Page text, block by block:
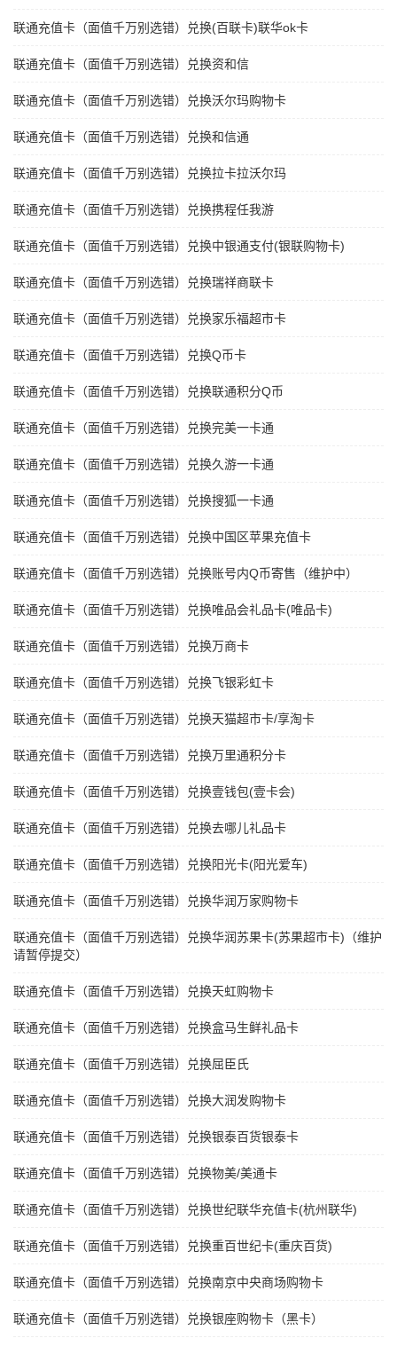
联通充值卡（面值千万别选错）兑换(百联卡)联华ok卡
联通充值卡（面值千万别选错）兑换资和信
联通充值卡（面值千万别选错）兑换沃尔玛购物卡
联通充值卡（面值千万别选错）兑换和信通
联通充值卡（面值千万别选错）兑换拉卡拉沃尔玛
联通充值卡（面值千万别选错）兑换携程任我游
联通充值卡（面值千万别选错）兑换中银通支付(银联购物卡)
联通充值卡（面值千万别选错）兑换瑞祥商联卡
联通充值卡（面值千万别选错）兑换家乐福超市卡
联通充值卡（面值千万别选错）兑换Q币卡
联通充值卡（面值千万别选错）兑换联通积分Q币
联通充值卡（面值千万别选错）兑换完美一卡通
联通充值卡（面值千万别选错）兑换久游一卡通
联通充值卡（面值千万别选错）兑换搜狐一卡通
联通充值卡（面值千万别选错）兑换中国区苹果充值卡
联通充值卡（面值千万别选错）兑换账号内Q币寄售（维护中）
联通充值卡（面值千万别选错）兑换唯品会礼品卡(唯品卡)
联通充值卡（面值千万别选错）兑换万商卡
联通充值卡（面值千万别选错）兑换飞银彩虹卡
联通充值卡（面值千万别选错）兑换天猫超市卡/享淘卡
联通充值卡（面值千万别选错）兑换万里通积分卡
联通充值卡（面值千万别选错）兑换壹钱包(壹卡会)
联通充值卡（面值千万别选错）兑换去哪儿礼品卡
联通充值卡（面值千万别选错）兑换阳光卡(阳光爱车)
联通充值卡（面值千万别选错）兑换华润万家购物卡
联通充值卡（面值千万别选错）兑换华润苏果卡(苏果超市卡)（维护
请暂停提交）
联通充值卡（面值千万别选错）兑换天虹购物卡
联通充值卡（面值千万别选错）兑换盒马生鲜礼品卡
联通充值卡（面值千万别选错）兑换屈臣氏
联通充值卡（面值千万别选错）兑换大润发购物卡
联通充值卡（面值千万别选错）兑换银泰百货银泰卡
联通充值卡（面值千万别选错）兑换物美/美通卡
联通充值卡（面值千万别选错）兑换世纪联华充值卡(杭州联华)
联通充值卡（面值千万别选错）兑换重百世纪卡(重庆百货)
联通充值卡（面值千万别选错）兑换南京中央商场购物卡
联通充值卡（面值千万别选错）兑换银座购物卡（黑卡）